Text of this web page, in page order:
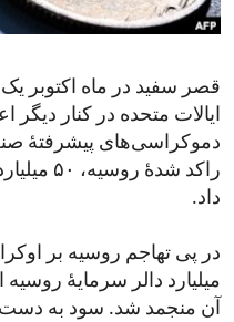
قصر سفید در ماه اکتوبر
دموکراسی‌های پیشرفتۀ
راکد
داد.
میلیارد دالر سرمایۀ
آن منجمد شد. سود به دست